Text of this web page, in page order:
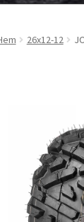
26x12-12